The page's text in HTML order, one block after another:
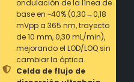
ondulación de la línea de
base en ~40% (0,30→0,18
mVpp a 365 nm, trayecto
de 10 mm, 0,30 mL/min),
mejorando el LOD/LOQ sin
cambiar la óptica.
Celda de flujo de